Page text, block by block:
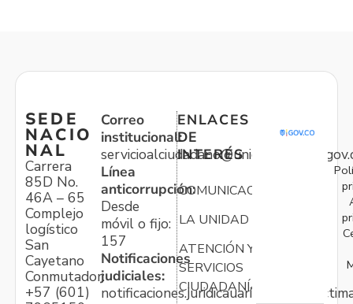
SEDE
NACIO
NAL
Carrera
85D No.
46A – 65
Complejo
logístico
San
Cayetano
Conmutador:
+57 (601)
Correo
institucional:
Línea
anticorrupción:
Desde
móvil o fijo:
157
Notificaciones
judiciales:
ENLACES
DE
INTERÉS
COMUNICACIONES
LA UNIDAD
ATENCIÓN Y
SERVICIOS
CIUDADANÍA